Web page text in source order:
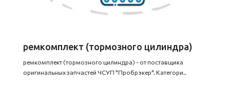
ремкомплект (тормозного цилиндра)
ремкомплект (тормозного цилиндра) - от поставщика
оригинальных запчастей ЧСУП "Пробрэкер". Категори..